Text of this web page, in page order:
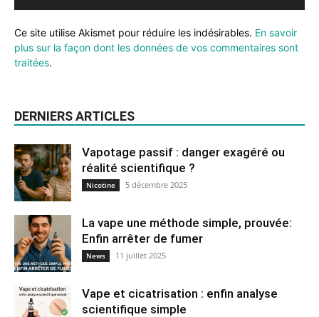
Ce site utilise Akismet pour réduire les indésirables. En savoir
plus sur la façon dont les données de vos commentaires sont
traitées.
DERNIERS ARTICLES
Vapotage passif : danger exagéré ou
réalité scientifique ?
Nicotine 5 décembre 2025
La vape une méthode simple, prouvée:
Enfin arrêter de fumer
News 11 juillet 2025
Vape et cicatrisation : enfin analyse
scientifique simple